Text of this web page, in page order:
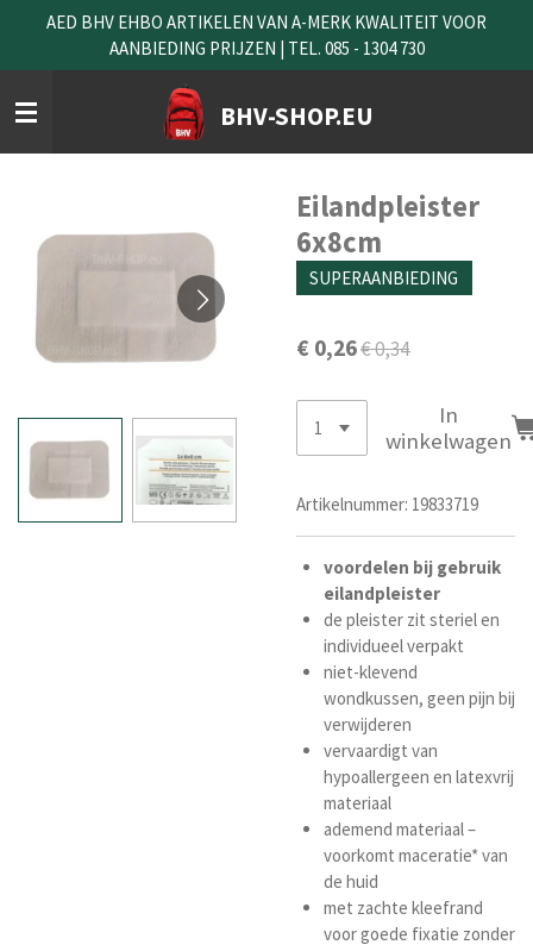
naar
de
hoofdinhoud
BHV-SHOP.EU
AED BHV EHBO ARTIKELEN VAN A-MERK KWALITEIT VOOR
AANBIEDING PRIJZEN | TEL. 085 - 1304 730
Eilandpleister
6x8cm
SUPERAANBIEDING
€ 0,26€ 0,34
In
winkelwagen
Artikelnummer: 19833719
voordelen bij gebruik
eilandpleister
de pleister zit steriel en
individueel verpakt
niet-klevend
wondkussen, geen pijn bij
verwijderen
vervaardigt van
hypoallergeen en latexvrij
materiaal
ademend materiaal –
voorkomt maceratie* van
de huid
met zachte kleefrand
voor goede fixatie zonder